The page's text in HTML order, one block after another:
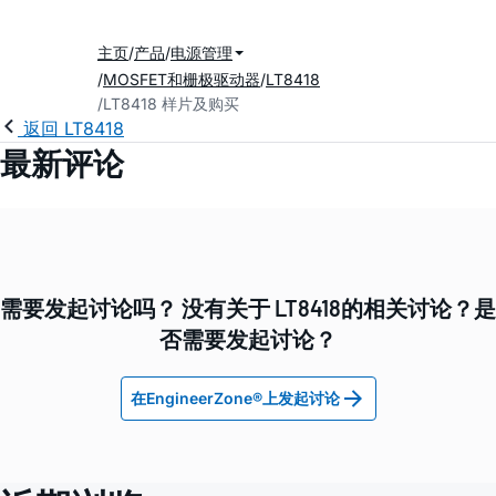
主页 产品 电源管理
MOSFET和栅极驱动器 LT8418
LT8418 样片及购买
返回 LT8418
最新评论
需要发起讨论吗？ 没有关于 LT8418的相关讨论？是
否需要发起讨论？
在EngineerZone®上发起讨论